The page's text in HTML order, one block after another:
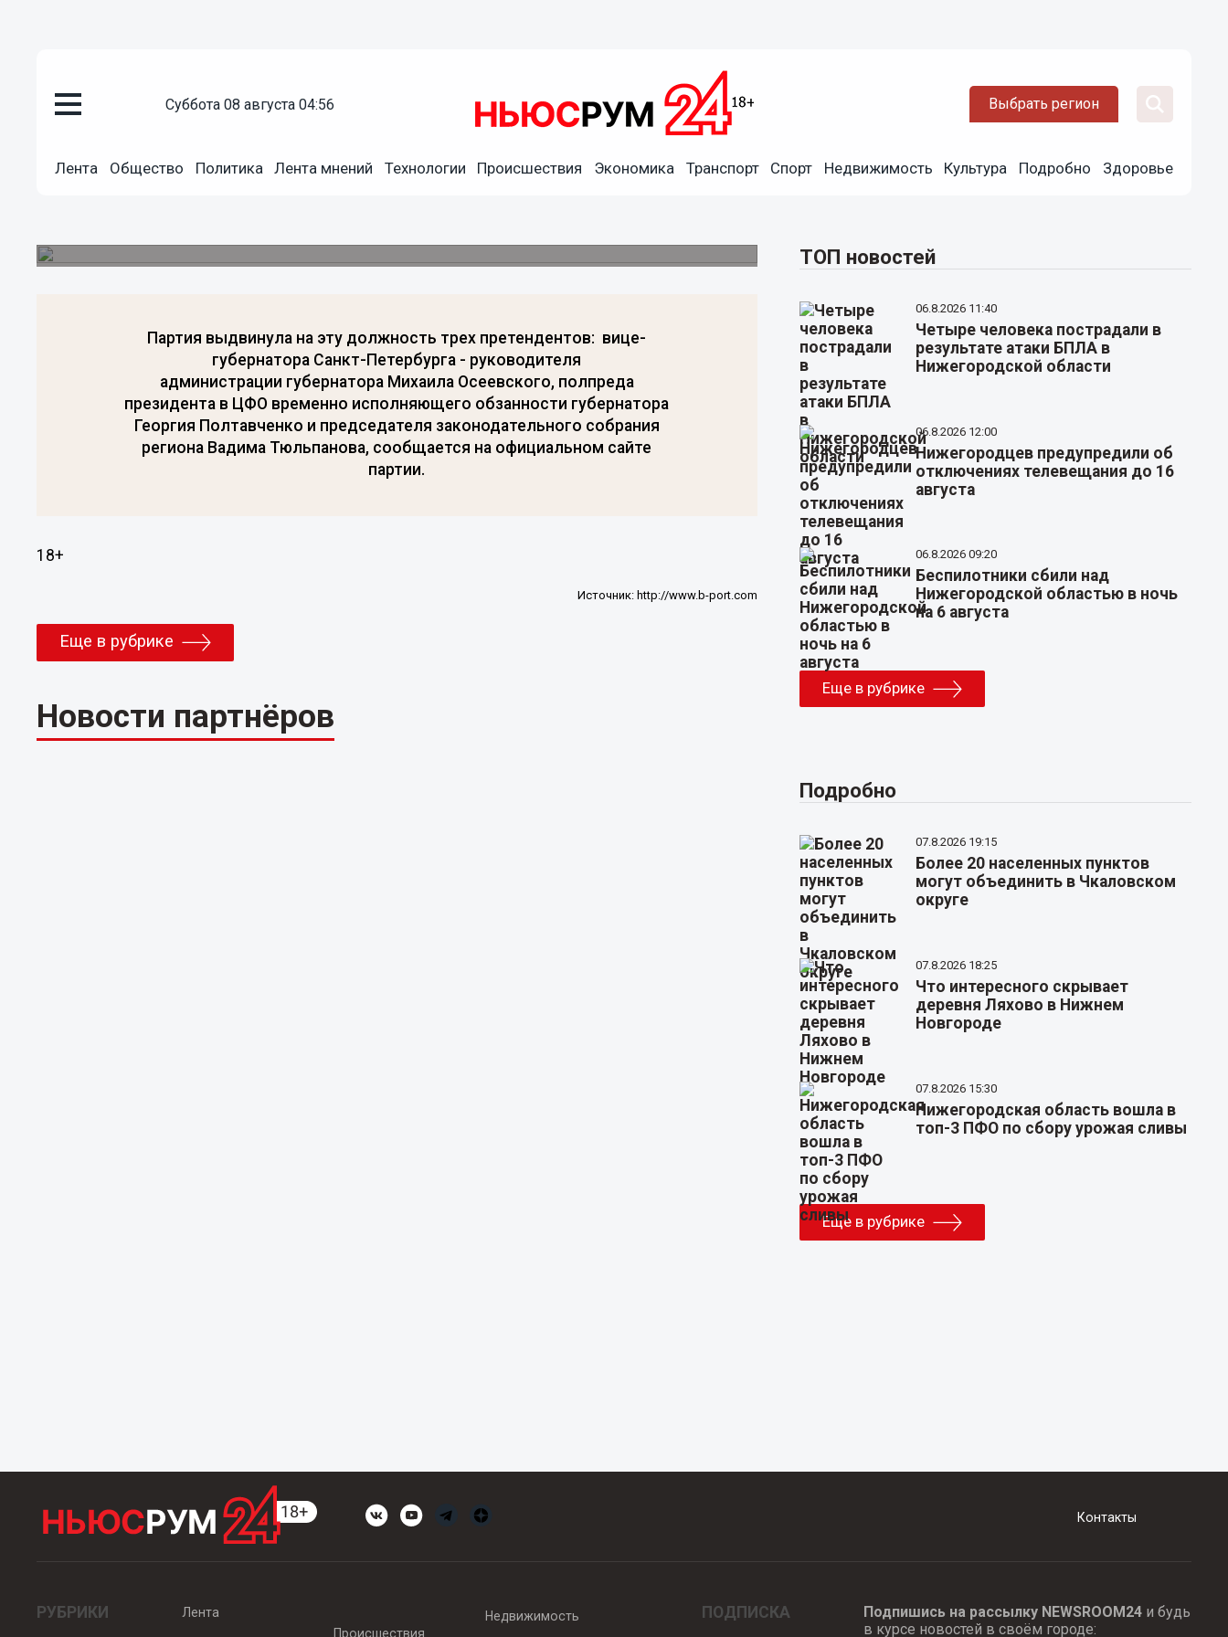
суббота 08 августа 04:56 Выбрать регион
Лента Общество Политика Лента мнений Технологии Происшествия Экономика Транспорт Спорт Недвижимость Культура Подробно Здоровье
27.08.2011 22:10
Единая Россия определилась с кандидатами в губернаторы
Санкт-Петербурга
Партия выдвинула на эту должность трех претендентов: вице-
губернатора Санкт-Петербурга - руководителя
администрации губернатора Михаила Осеевского, полпреда
президента в ЦФО временно исполняющего обзанности губернатора
Георгия Полтавченко и председателя законодательного собрания
региона Вадима Тюльпанова, сообщается на официальном сайте
партии.
18+
Источник: http://www.b-port.com
Еще в рубрике
Новости партнёров
ТОП новостей
06.8.2026 11:40
Четыре человека пострадали в
результате атаки БПЛА в
Нижегородской области
06.8.2026 12:00
Нижегородцев предупредили об
отключениях телевещания до 16
августа
06.8.2026 09:20
Беспилотники сбили над
Нижегородской областью в ночь
на 6 августа
Еще в рубрике
Подробно
07.8.2026 19:15
Более 20 населенных пунктов
могут объединить в Чкаловском
округе
07.8.2026 18:25
Что интересного скрывает
деревня Ляхово в Нижнем
Новгороде
07.8.2026 15:30
Нижегородская область вошла в
топ-3 ПФО по сбору урожая сливы
Еще в рубрике
Контакты
РУБРИКИ
Лента
Происшествия
Недвижимость ПОДПИСКА Подпишись на рассылку NEWSROOM24и будь
в курсе новостей в своём городе: